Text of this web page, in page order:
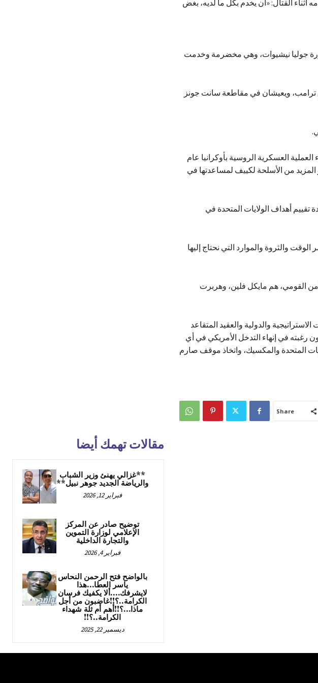
أثناء القتال: «أن يخدم بكل ما لديه، بغض
جوليا نيشيوات، وهي مخضرمة وخدمت
ترامب، ويعيشان في مقاطعة سانت جونز
العملية العسكرية الروسية بأوكرانيا عام
المزيد من الأسلحة لكييف لمساعدتها في
تقييم أهداف الولايات المتحدة في
والثروة والموارد التي نحتاج إليها
خدم مع ترامب 4 مستشارين للأمن القومي، هم مايكل فلين، وهربرت
والدولية والعقيد المتقاعد
رغبته في إنهاء التدخل الأمريكي في أي
المتحدة والمكسيك، واتخاذ موقف صارم
Share
مقالات تهمك أيضا
**غزالي يهنئ وزير الشباب
والرياضة الجديد جوهر نبيل**
فبراير 12, 2026
توضيح صادر عن المركز
الإعلامي لوزارة التموين
والتجارة الداخلية
فبراير 4, 2026
بالواضح فتح الرحمن النحاس
ياسر العطا…هذا
لايشرفك….ألا يكفيك فرسان
الكرامة..؟!!غاضبون من أجل
ماذا…؟!!أهم أم ثلة شهداء
الكرامة..؟!!
ديسمبر 22, 2025